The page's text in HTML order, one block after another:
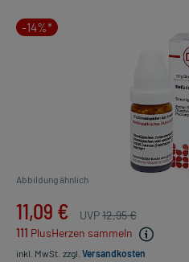
-14%*
Abbildung ähnlich
11,09 € UVP12,95 €
111 PlusHerzen sammeln
inkl. MwSt. zzgl. Versandkosten